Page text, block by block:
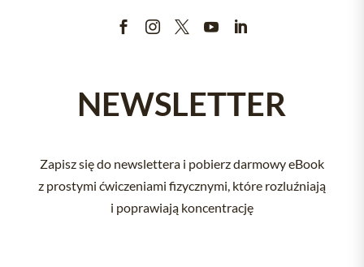
    
NEWSLETTER
Zapisz się do newslettera i pobierz darmowy eBook
z prostymi ćwiczeniami fizycznymi, które rozluźniają
i poprawiają koncentrację